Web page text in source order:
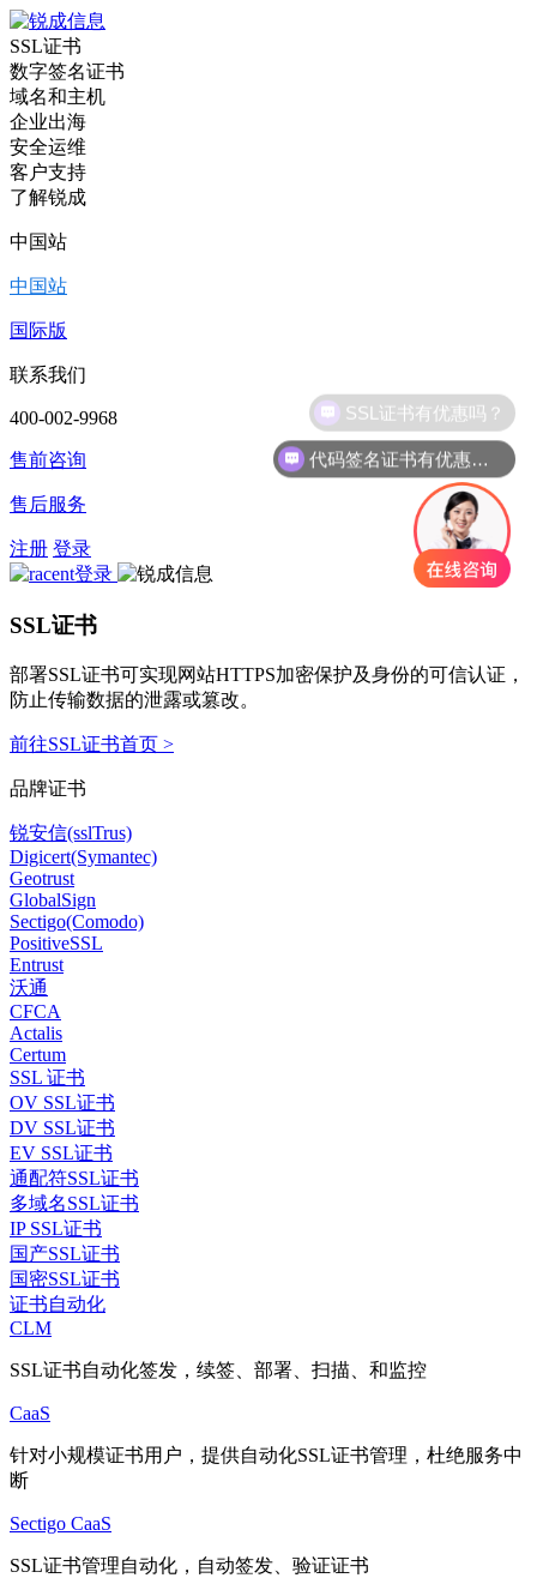
SSL证书
数字签名证书
域名和主机
企业出海
安全运维
客户支持
了解锐成
中国站
中国站
国际版
联系我们
400-002-9968
售前咨询
售后服务
注册 登录
SSL证书
部署SSL证书可实现网站HTTPS加密保护及身份的可信认证，
防止传输数据的泄露或篡改。
前往SSL证书首页 >
品牌证书
锐安信(sslTrus)
Digicert(Symantec)
Geotrust
GlobalSign
Sectigo(Comodo)
PositiveSSL
Entrust
沃通
CFCA
Actalis
Certum
SSL 证书
OV SSL证书
DV SSL证书
EV SSL证书
通配符SSL证书
多域名SSL证书
IP SSL证书
国产SSL证书
国密SSL证书
证书自动化
CLM
SSL证书自动化签发，续签、部署、扫描、和监控
CaaS
针对小规模证书用户，提供自动化SSL证书管理，杜绝服务中
断
Sectigo CaaS
SSL证书管理自动化，自动签发、验证证书